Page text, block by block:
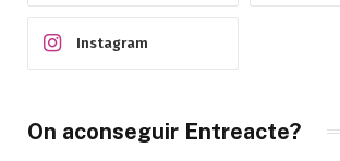
Instagram
On aconseguir Entreacte?